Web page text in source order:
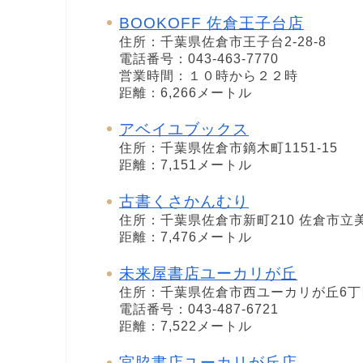
BOOKOFF 佐倉王子台店
住所：千葉県佐倉市王子台2-28-8
電話番号：043-463-7770
営業時間：１０時から２２時
距離：6,266メートル
アベイユブックス
住所：千葉県佐倉市鏑木町1151-15
距離：7,151メートル
古書くさかんむり
住所：千葉県佐倉市新町210 佐倉市立
距離：7,476メートル
未来屋書店ユーカリが丘
住所：千葉県佐倉市西ユーカリが丘6
電話番号：043-487-6721
距離：7,522メートル